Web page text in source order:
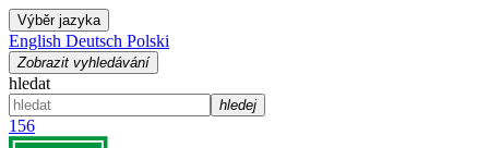
Výběr jazyka
English Deutsch Polski
Zobrazit vyhledávání
hledat
hledej
156